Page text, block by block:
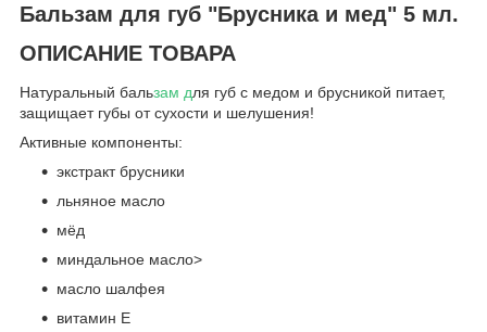
Бальзам для губ "Брусника и мед" 5 мл.
ОПИСАНИЕ ТОВАРА
Натуральный бальзам для губ с медом и брусникой питает,
защищает губы от сухости и шелушения!
Активные компоненты:
экстракт брусники
льняное масло
мёд
миндальное масло>
масло шалфея
витамин Е